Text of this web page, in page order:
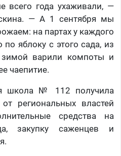
всего года ухаживали, —
— А 1 сентября мы
на партах у каждого
яблоку с этого сада, из
варили компоты и
чаепитие.
школа № 112 получила
региональных властей
средства на
закупку саженцев и